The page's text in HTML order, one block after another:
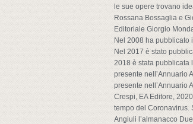
le sue opere trovano
Rossana Bossaglia e
Editoriale Giorgio
Nel 2008 ha pubblicato
Nel 2017 è stato
2018 è stata pubblicata
presente nell’Annuario
presente nell’Annuario
Crespi, EA Editore,
tempo del Coronavirus.
Angiuli l’almanacco